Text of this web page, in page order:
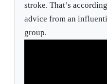
stroke. That’s
advice from an
group.